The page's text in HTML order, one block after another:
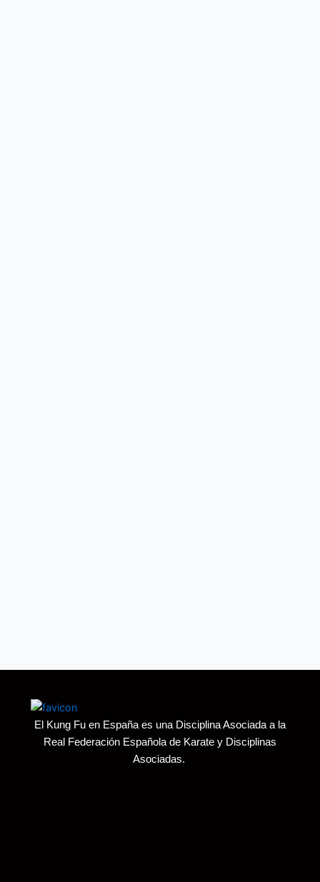
El Kung Fu en España es una Disciplina Asociada a la
Real Federación Española de Karate y Disciplinas
Asociadas.